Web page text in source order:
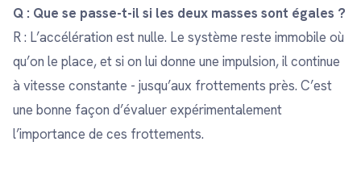
Q : Que se passe-t-il si les deux masses sont égales ?
R : L’accélération est nulle. Le système reste immobile où
qu’on le place, et si on lui donne une impulsion, il continue
à vitesse constante - jusqu’aux frottements près. C’est
une bonne façon d’évaluer expérimentalement
l’importance de ces frottements.